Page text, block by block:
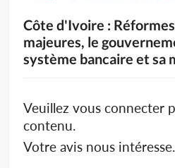
Côte d'Ivoire :
majeures, le
système bancaire et sa
Veuillez vous connecter
contenu.
Votre avis nous intéresse.